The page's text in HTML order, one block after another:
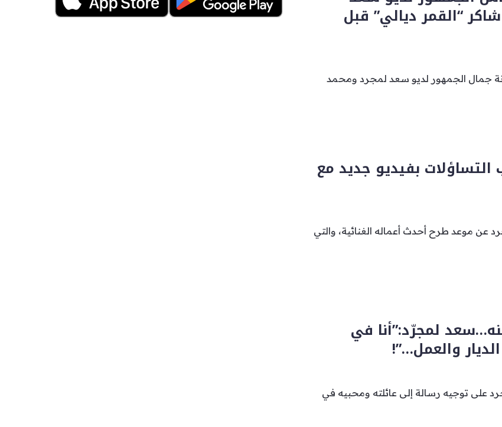
“القمر ديالي” قبل
جمال الجمهور لديو سعد لمجرد ومحمد
بفيديو جديد مع
موعد طرح أحدث أعماله الغنائية، والتي
لمجرّد:”أنا في
والعمل…”!
على توجيه رسالة إلى عائلته ومحبيه في